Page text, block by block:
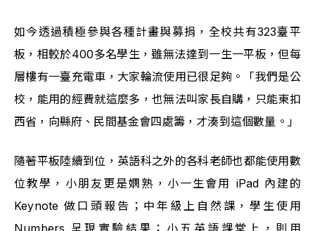
如今透過積極參與各種計畫與募捐，全校共有323臺平
板，相較於400多名學生，雖無法達到一生一平板，但每
層樓有一臺充電車，大家輪流使用已很足夠。「我們是公
校，能用的經費就這麼多，也無法叫家長自購，只能東扣
西省，向縣府、民間基金會四處籌，才湊到這個數量。」
隨著平板陸續到位，英語科之外的各科老師也都能使用數
位教學，小朋友更是嫻熟，小一生會用 iPad 內建的
Keynote 做口頭報告；中年級上自然課，學生使用
Numbers 呈現實驗結果；小五英語課堂上，則用